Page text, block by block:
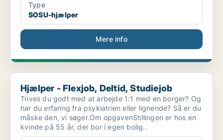
Type
SOSU-hjælper
Mere info
Hjælper - Flexjob, Deltid, Studiejob
Hjælper - Flexjob, Deltid, Studiejob
Trives du godt med at arbejde 1:1 med en borger? Og
har du erfaring fra psykiatrien eller lignende? Så er du
måske den, vi søger.Om opgavenStillingen er hos en
kvinde på 55 år, der bor i egen bolig..